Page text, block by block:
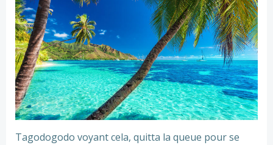
Tagodogodo voyant cela, quitta la queue pour se